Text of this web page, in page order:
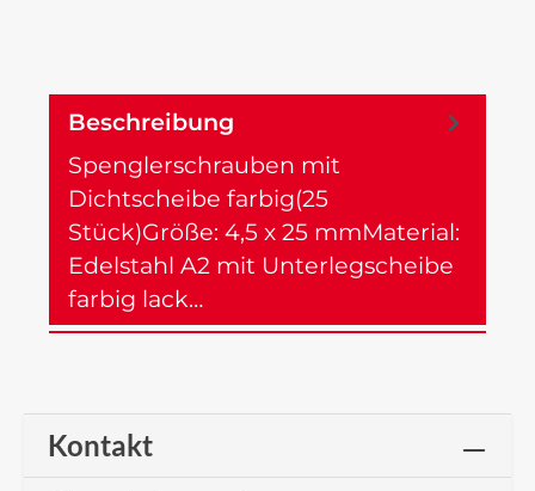
Beschreibung
Spenglerschrauben mit
Dichtscheibe farbig(25
Stück)Größe: 4,5 x 25 mmMaterial:
Edelstahl A2 mit Unterlegscheibe
farbig lack…
Kontakt